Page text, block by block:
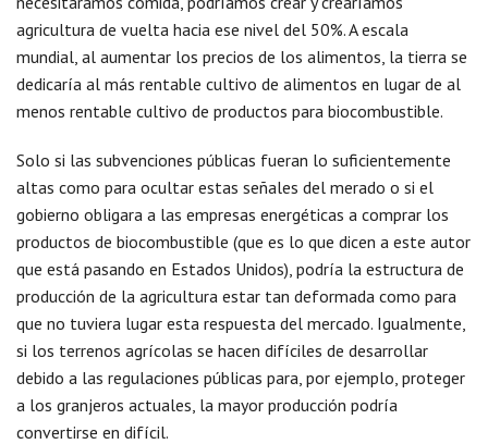
agricultura de vuelta hacia ese nivel del 50%. A escala
mundial, al aumentar los precios de los alimentos, la tierra se
dedicaría al más rentable cultivo de alimentos en lugar de al
menos rentable cultivo de productos para biocombustible.
Solo si las subvenciones públicas fueran lo suficientemente
altas como para ocultar estas señales del merado o si el
gobierno obligara a las empresas energéticas a comprar los
productos de biocombustible (que es lo que dicen a este autor
que está pasando en Estados Unidos), podría la estructura de
producción de la agricultura estar tan deformada como para
que no tuviera lugar esta respuesta del mercado. Igualmente,
si los terrenos agrícolas se hacen difíciles de desarrollar
debido a las regulaciones públicas para, por ejemplo, proteger
a los granjeros actuales, la mayor producción podría
convertirse en difícil.